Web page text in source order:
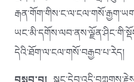
དེའི་ཐོག་ལ་ངལ་གསོ་བརྒྱབ་པ་རེད།